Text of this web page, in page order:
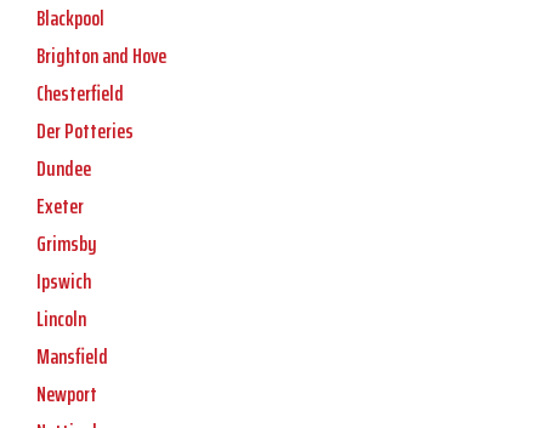
Blackpool
Brighton and Hove
Chesterfield
Der Potteries
Dundee
Exeter
Grimsby
Ipswich
Lincoln
Mansfield
Newport